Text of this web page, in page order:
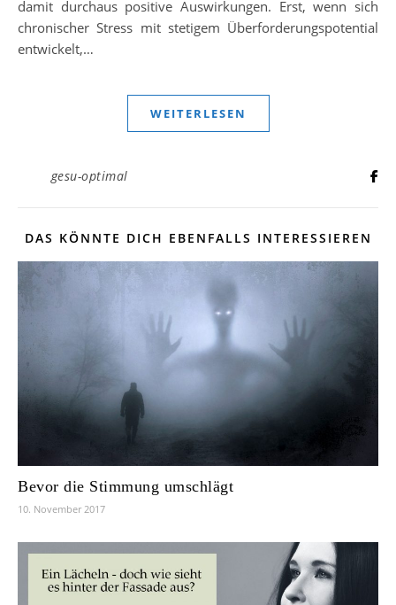
damit durchaus positive Auswirkungen. Erst, wenn sich
chronischer Stress mit stetigem Überforderungspotential
entwickelt,…
WEITERLESEN
gesu-optimal
DAS KÖNNTE DICH EBENFALLS INTERESSIEREN
Bevor die Stimmung umschlägt
10. November 2017